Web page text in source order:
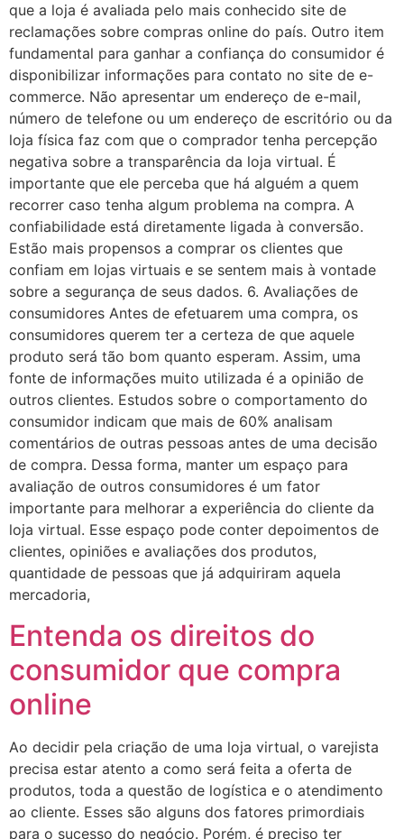
que a loja é avaliada pelo mais conhecido site de
reclamações sobre compras online do país. Outro item
fundamental para ganhar a confiança do consumidor é
disponibilizar informações para contato no site de e-
commerce. Não apresentar um endereço de e-mail,
número de telefone ou um endereço de escritório ou da
loja física faz com que o comprador tenha percepção
negativa sobre a transparência da loja virtual. É
importante que ele perceba que há alguém a quem
recorrer caso tenha algum problema na compra. A
confiabilidade está diretamente ligada à conversão.
Estão mais propensos a comprar os clientes que
confiam em lojas virtuais e se sentem mais à vontade
sobre a segurança de seus dados. 6. Avaliações de
consumidores Antes de efetuarem uma compra, os
consumidores querem ter a certeza de que aquele
produto será tão bom quanto esperam. Assim, uma
fonte de informações muito utilizada é a opinião de
outros clientes. Estudos sobre o comportamento do
consumidor indicam que mais de 60% analisam
comentários de outras pessoas antes de uma decisão
de compra. Dessa forma, manter um espaço para
avaliação de outros consumidores é um fator
importante para melhorar a experiência do cliente da
loja virtual. Esse espaço pode conter depoimentos de
clientes, opiniões e avaliações dos produtos,
quantidade de pessoas que já adquiriram aquela
mercadoria,
Entenda os direitos do
consumidor que compra
online
Ao decidir pela criação de uma loja virtual, o varejista
precisa estar atento a como será feita a oferta de
produtos, toda a questão de logística e o atendimento
ao cliente. Esses são alguns dos fatores primordiais
para o sucesso do negócio. Porém, é preciso ter